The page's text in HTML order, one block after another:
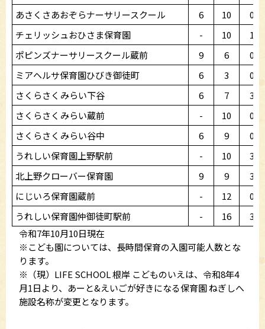
あさくさあおぞらナーサリースクール
6 10
0
チェリッシュおひさま保育園
- 10
1
ポピンズナーサリースクール蔵前
9 6
0
ミアヘルサ保育園ひびき御徒町
6 3
0
さくらさくみらい下谷
6 7
3
さくらさくみらい蔵前
- 10
0
さくらさくみらい谷中
6 9
0
うれしい保育園上野駅前
- 10
3
北上野クローバー保育園
9 9
3
にじいろ保育園蔵前
- 12
0
うれしい保育園仲御徒町駅前
- 16
3
令和7年10月10日現在
※こども園については、長時間保育の入園可能人数とな
ります。
※（現）LIFE SCHOOL 根岸 こどものいえは、令和8年4
月1日より、あーと&えいごが好きになる保育園 ねぎしへ
施設名称が変更となります。